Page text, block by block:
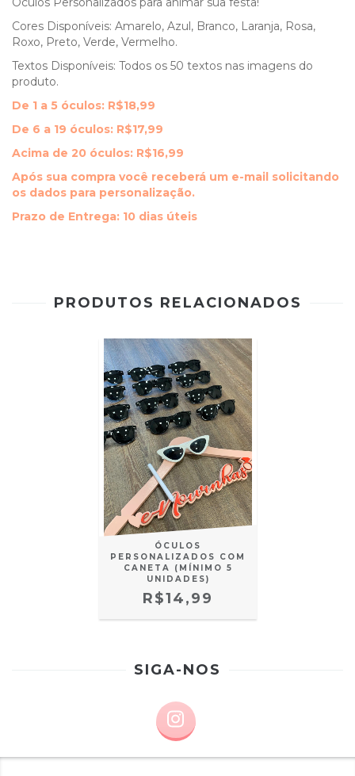
Cores Disponíveis: Amarelo, Azul, Branco, Laranja, Rosa,
Roxo, Preto, Verde, Vermelho.
Textos Disponíveis: Todos os 50 textos nas imagens do
produto.
De 1 a 5 óculos: R$18,99
De 6 a 19 óculos: R$17,99
Acima de 20 óculos: R$16,99
Após sua compra você receberá um e-mail solicitando
os dados para personalização.
Prazo de Entrega: 10 dias úteis
PRODUTOS RELACIONADOS
ÓCULOS
PERSONALIZADOS COM
CANETA (MÍNIMO 5
UNIDADES)
R$14,99
SIGA-NOS